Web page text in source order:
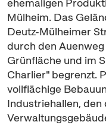
Mülheim. Das
Deutz-Mülheimer
durch den
Grünfläche und im
Charlier" begrenzt.
vollflächige
Industriehallen,